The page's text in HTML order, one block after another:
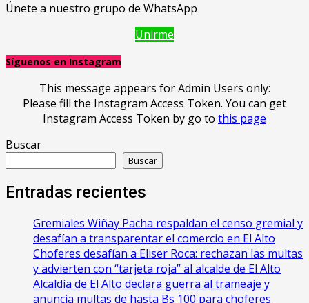
Únete a nuestro grupo de WhatsApp
Unirme
Síguenos en Instagram
This message appears for Admin Users only:
Please fill the Instagram Access Token. You can get
Instagram Access Token by go to this page
Buscar
Buscar
Entradas recientes
Gremiales Wiñay Pacha respaldan el censo gremial y
desafían a transparentar el comercio en El Alto
Choferes desafían a Eliser Roca: rechazan las multas
y advierten con “tarjeta roja” al alcalde de El Alto
‎Alcaldía de El Alto declara guerra al trameaje y
anuncia multas de hasta Bs 100 para choferes